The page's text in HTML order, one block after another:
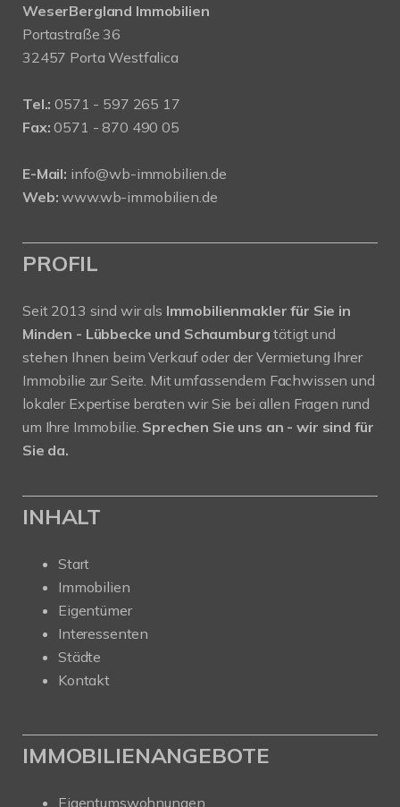
WeserBergland Immobilien
Portastraße 36
32457 Porta Westfalica
Tel.: 0571 - 597 265 17
Fax: 0571 - 870 490 05
E-Mail: info@wb-immobilien.de
Web: www.wb-immobilien.de
PROFIL
Seit 2013 sind wir als Immobilienmakler für Sie in
Minden - Lübbecke und Schaumburgtätigt und
stehen Ihnen beim Verkauf oder der Vermietung Ihrer
Immobilie zur Seite. Mit umfassendem Fachwissen und
lokaler Expertise beraten wir Sie bei allen Fragen rund
um Ihre Immobilie. Sprechen Sie uns an - wir sind für
Sie da.
INHALT
Start
Immobilien
Eigentümer
Interessenten
Städte
Kontakt
IMMOBILIENANGEBOTE
Eigentumswohnungen